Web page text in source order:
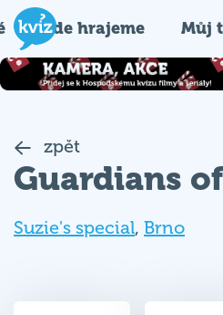
Kde hrajeme Můj
zpět
Guardians
Suzie's special, Brno